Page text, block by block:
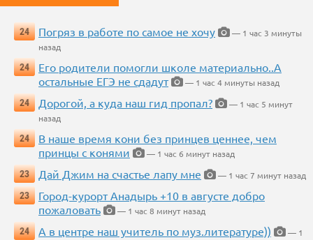
24 Погряз в работе по самое не хочу
— 1 час 3 минуты
назад
24
Его родители помогли школе материально..А
остальные ЕГЭ не сдадут
— 1 час 4 минуты назад
24
Дорогой, а куда наш гид пропал?
— 1 час 5 минут
назад
24
В наше время кони без принцев ценнее, чем
принцы с конями
— 1 час 6 минут назад
23
Дай Джим на счастье лапу мне
— 1 час 7 минут назад
23
Город-курорт Анадырь +10 в августе добро
пожаловать
— 1 час 8 минут назад
24
А в центре наш учитель по муз.литературе))
— 1